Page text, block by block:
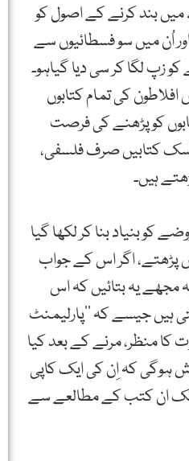
میں بند کرنے کے اصول کو
اُن میں سو فسطائیوں سے
زپ لگا کر سی دیا گیاہو۔
کی تمام کتابوں
کو پڑھنے کی فرصت
کتابیں صرف فلسفی،
ہیں۔
کو بنیاد بنا کر لکھا گیا
پڑھتے، اگر اس کے جواب
یہ بتائیں کہ اس
ہیں جیسے کہ ’’پارلیمنٹ
کا منظر، مرنے کے بعد کیا
ہوگی کہ اِن کی ایک کاپی
ان کتب کے مطالعے سے